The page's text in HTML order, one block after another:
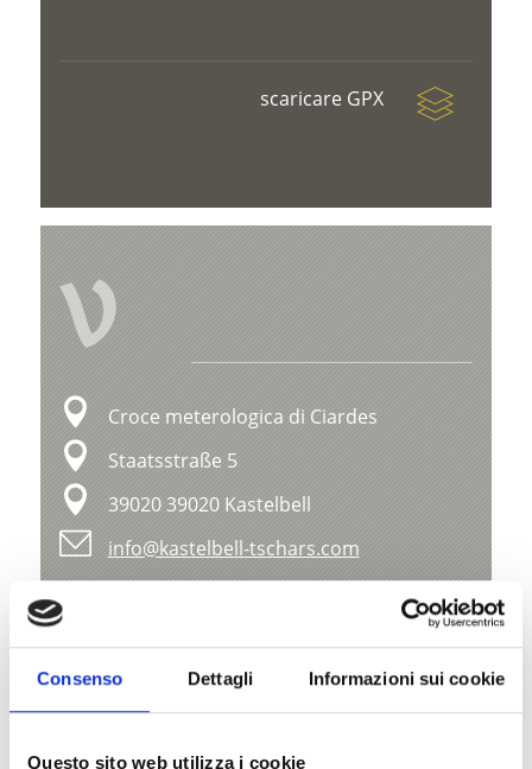
Consenso Dettagli Informazioni sui cookie
Questo sito web utilizza i cookie
scaricare GPX
V
Croce meterologica di Ciardes
Staatsstraße 5
39020 39020 Kastelbell
info@kastelbell-tschars.com
Posizione
Impressioni